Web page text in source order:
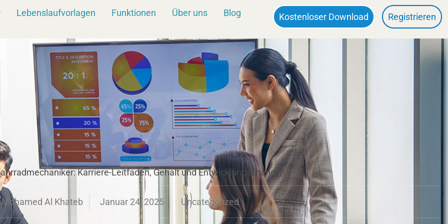
Lebenslaufvorlagen Funktionen Über uns
Blog
Kostenloser Download Registrieren
Karriere-Leitfaden, Gehalt und Entwicklungschancen
Mohamed Al Khateb Januar 24, 2025 Uncategorized